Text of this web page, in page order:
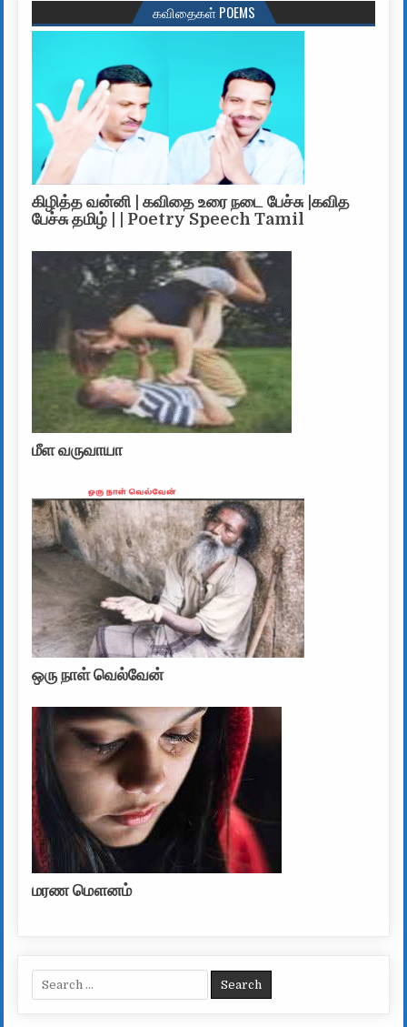
கவிதைகள் POEMS
கிழித்த வன்னி | கவிதை உரை நடை பேச்சு |கவித
பேச்சு தமிழ் | | Poetry Speech Tamil
மீள வருவாயா
ஒரு நாள் வெல்வேன்
மரண மௌனம்
Search for: